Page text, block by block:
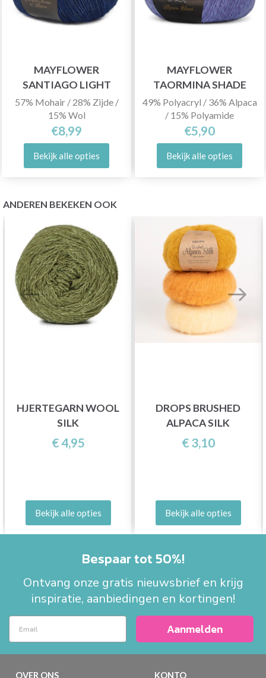
MAYFLOWER
SANTIAGO LIGHT
57% Mohair / 28% Zijde /
15% Wol
€8,99
Bekijk alle opties
MAYFLOWER
TAORMINA SHADE
49% Polyacryl / 36% Alpaca
/ 15% Polyamide
€5,90
Bekijk alle opties
ANDEREN BEKEKEN OOK
HJERTEGARN WOOL
SILK
€ 4,95
Bekijk alle opties
DROPS BRUSHED
ALPACA SILK
€ 3,10
Bekijk alle opties
Bespaar tot 50%!
Ontvang onze gratis nieuwsbrief en krijg
inspiratie, aanbiedingen en kortingen!
Aanmelden
OVER ONS KONTO